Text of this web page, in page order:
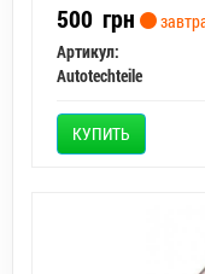
500 грн
Артикул:
Autotechteile
КУПИТЬ